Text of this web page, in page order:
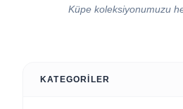
Küpe koleksiyonumuzu
KATEGORILER